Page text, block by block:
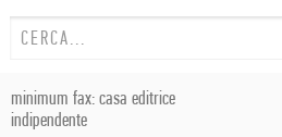
minimum fax: casa editrice
indipendente